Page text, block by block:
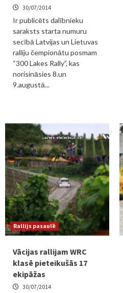
30/07/2014
Ir publicēts dalībnieku
saraksts starta numuru
secībā Latvijas un Lietuvas
ralliju čempionātu posmam
“300 Lakes Rally”, kas
norisināsies 8.un
9.augustā...
Rallijs pasaulē
Vācijas rallijam WRC
klasē pieteikušās 17
ekipāžas
30/07/2014